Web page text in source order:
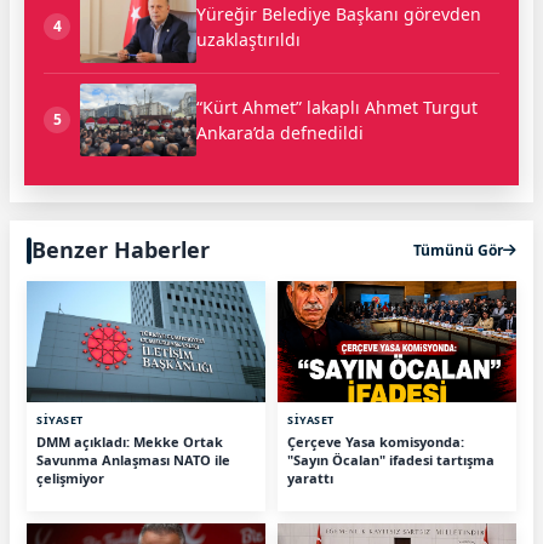
4
Yüreğir Belediye Başkanı görevden
uzaklaştırıldı
5
“Kürt Ahmet” lakaplı Ahmet Turgut
Ankara’da defnedildi
Benzer Haberler Tümünü Gör
SİYASET
DMM açıkladı: Mekke Ortak
Savunma Anlaşması NATO ile
çelişmiyor
SİYASET
Çerçeve Yasa komisyonda:
"Sayın Öcalan" ifadesi tartışma
yarattı